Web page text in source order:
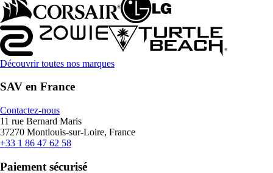
Découvrir toutes nos marques
SAV en France
Contactez-nous
11 rue Bernard Maris
37270 Montlouis-sur-Loire, France
+33 1 86 47 62 58
Paiement sécurisé